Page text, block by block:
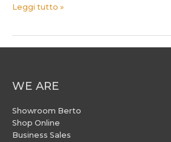
Leggi tutto »
WE ARE
Showroom Berto
Shop Online
Business Sales